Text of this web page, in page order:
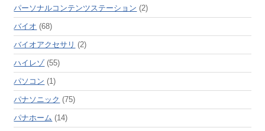
パーソナルコンテンツステーション (2)
バイオ (68)
バイオアクセサリ (2)
ハイレゾ(55)
パソコン (1)
パナソニック (75)
パナホーム (14)